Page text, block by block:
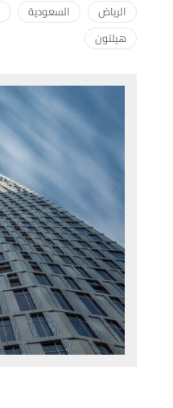
الرياض السعودية
هيلتون